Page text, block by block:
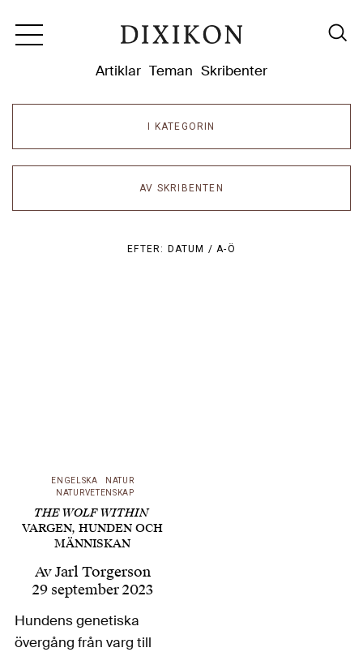
Artiklar Teman Skribenter
I KATEGORIN
AV SKRIBENTEN
EFTER: DATUM /A-Ö
ENGELSKA
NATUR
NATURVETENSKAP
THE WOLF WITHIN
VARGEN, HUNDEN OCH
MÄNNISKAN
AvJarl Torgerson
29 september 2023
Hundens genetiska
övergång från varg till